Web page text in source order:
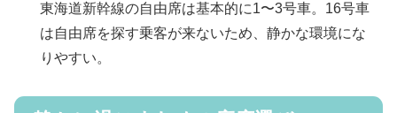
東海道新幹線の自由席は基本的に1〜3号車。16号車
は自由席を探す乗客が来ないため、静かな環境にな
りやすい。